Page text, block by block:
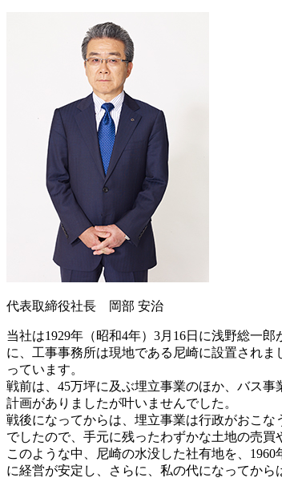
代表取締役社長 岡部 安治
当社は1929年（昭和4年）3月16日に浅野総一
に、工事事務所は現地である尼崎に設置され
っています。
戦前は、45万坪に及ぶ埋立事業のほか、バス
計画がありましたが叶いませんでした。
戦後になってからは、埋立事業は行政がおこ
でしたので、手元に残ったわずかな土地の売買
このような中、尼崎の水没した社有地を、
に経営が安定し、さらに、私の代になってか